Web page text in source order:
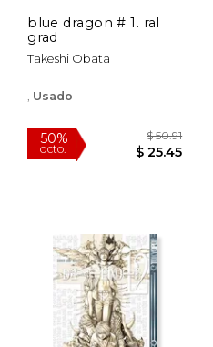
blue dragon # 1. ral
grad
Takeshi Obata
Usado